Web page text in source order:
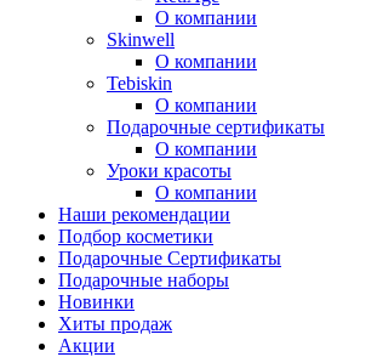
О компании
Skinwell
О компании
Tebiskin
О компании
Подарочные сертификаты
О компании
Уроки красоты
О компании
Наши рекомендации
Подбор косметики
Подарочные Сертификаты
Подарочные наборы
Новинки
Хиты продаж
Акции